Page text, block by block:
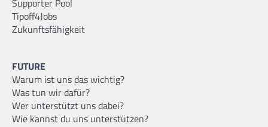
Supporter Pool
Tipoff4Jobs
Zukunftsfähigkeit
FUTURE
Warum ist uns das wichtig?
Was tun wir dafür?
Wer unterstützt uns dabei?
Wie kannst du uns unterstützen?